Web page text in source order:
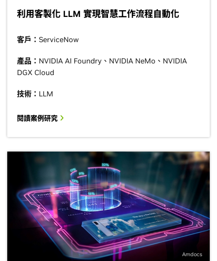
利用客製化 LLM 實現智慧工作流程自動化
客戶： ServiceNow
產品： NVIDIA AI Foundry、NVIDIA NeMo、NVIDIA
DGX Cloud
技術： LLM
閱讀案例研究
Amdocs